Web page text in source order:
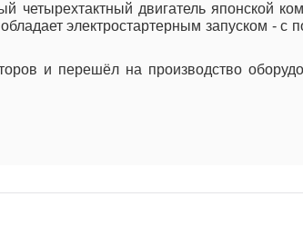
четырехтактный двигатель японской
электростартерным запуском - с
и перешёл на производство